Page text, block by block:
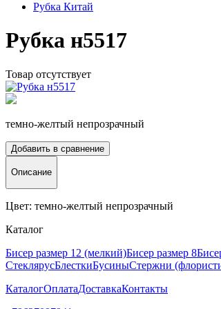
Рубка Китай
Рубка н5517
Товар отсутствует
темно-желтый непрозрачный
Добавить в сравнение
Описание
Цвет: темно-желтый непрозрачный
Каталог
Бисер размер 12 (мелкий)Бисер размер 8
СтеклярусБлесткиБусиныСтержни
КаталогОплатаДоставкаКонтакты